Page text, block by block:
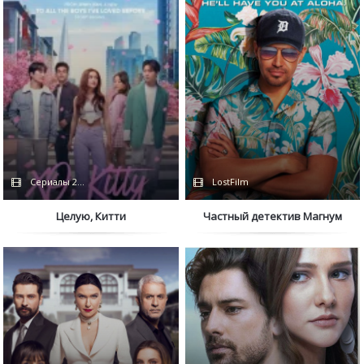
Сериалы 2023 / BaibaKo / Дубляж / Netflix
Целую, Китти
LostFilm
Частный детектив Магнум